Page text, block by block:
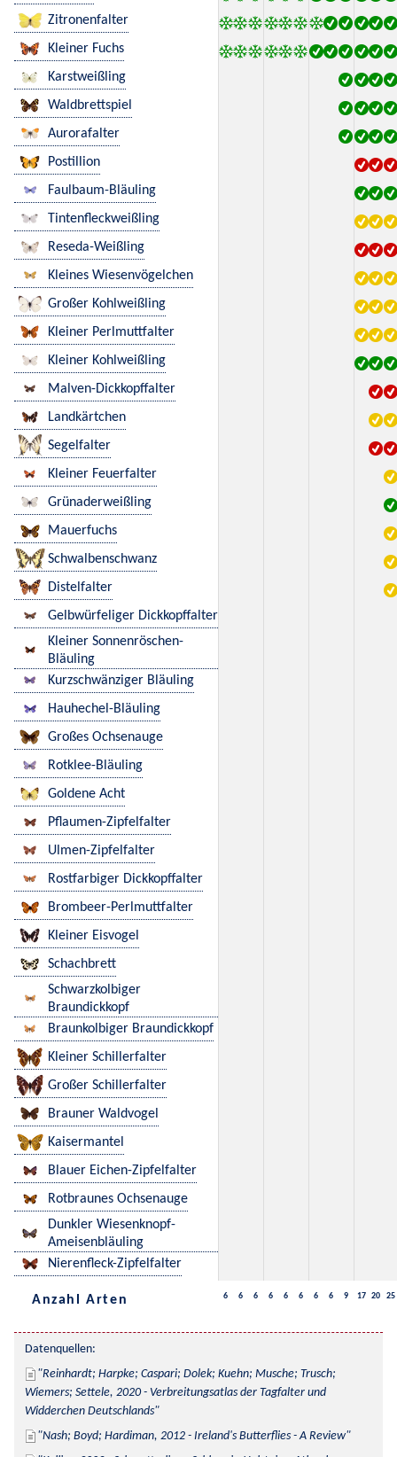
Zitronenfalter
Kleiner Fuchs
Karstweißling
Waldbrettspiel
Aurorafalter
Postillion
Faulbaum-Bläuling
Tintenfleckweißling
Reseda-Weißling
Kleines Wiesenvögelchen
Großer Kohlweißling
Kleiner Perlmuttfalter
Kleiner Kohlweißling
Malven-Dickkopffalter
Landkärtchen
Segelfalter
Kleiner Feuerfalter
Grünaderweißling
Mauerfuchs
Schwalbenschwanz
Distelfalter
Gelbwürfeliger Dickkopffalter
Kleiner Sonnenröschen-
Bläuling
Kurzschwänziger Bläuling
Hauhechel-Bläuling
Großes Ochsenauge
Rotklee-Bläuling
Goldene Acht
Pflaumen-Zipfelfalter
Ulmen-Zipfelfalter
Rostfarbiger Dickkopffalter
Brombeer-Perlmuttfalter
Kleiner Eisvogel
Schachbrett
Schwarzkolbiger
Braundickkopf
Braunkolbiger Braundickkopf
Kleiner Schillerfalter
Großer Schillerfalter
Brauner Waldvogel
Kaisermantel
Blauer Eichen-Zipfelfalter
Rotbraunes Ochsenauge
Dunkler Wiesenknopf-
Ameisenbläuling
Nierenfleck-Zipfelfalter
Anzahl Arten 6 6 6 6 6 6 6 6 9 17 20 25
Datenquellen:
Reinhardt; Harpke; Caspari; Dolek; Kuehn; Musche; Trusch;
Wiemers; Settele, 2020 - Verbreitungsatlas der Tagfalter und
Widderchen Deutschlands
Nash; Boyd; Hardiman, 2012 - Ireland's Butterflies - A Review